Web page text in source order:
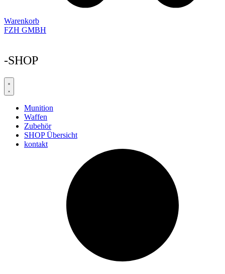
Warenkorb
FZH GMBH
-SHOP
Munition
Waffen
Zubehör
SHOP Übersicht
kontakt